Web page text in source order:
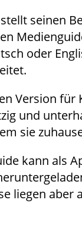
seinen
oder
Version für
und
sie
kann als
liegen aber